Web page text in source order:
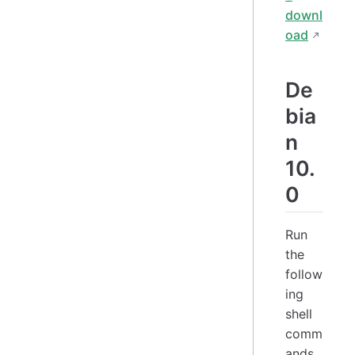
downl
oad
De
bia
n
10.
0
Run
the
follow
ing
shell
comm